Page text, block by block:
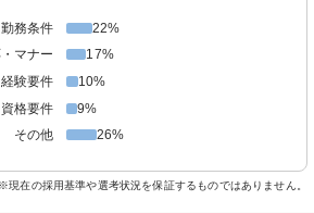
勤務条件
22%
マナー
17%
経験要件
10%
資格要件
9%
その他
26%
※現在の採用基準や選考状況を保証するものではありません。